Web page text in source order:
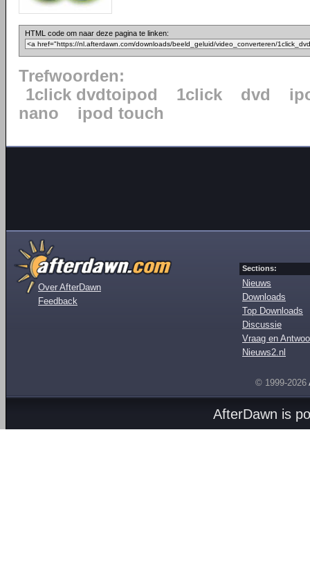
HTML code om naar deze pagina te linken:
Trefwoorden:
1click dvdtoipod
1click dvd
nano
ipod touch
Over AfterDawn
Feedback
Sections:
Nieuws
Downloads
Top Downloads
Discussie
Vraag en
Nieuws2.nl
© 1999-2026
AfterDawn is